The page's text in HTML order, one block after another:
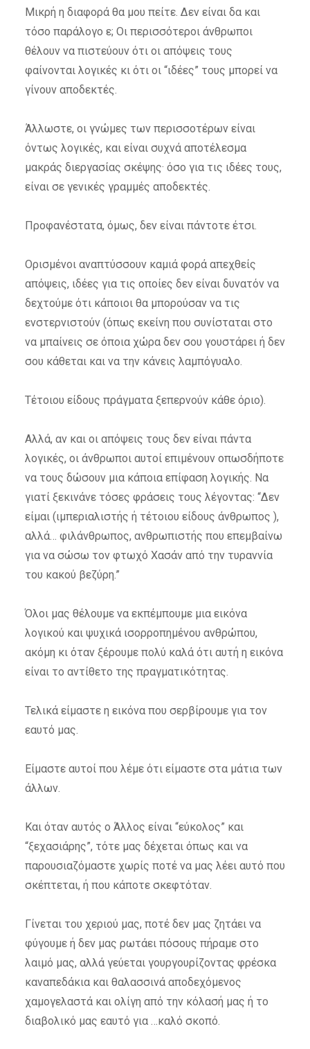
Μικρή η διαφορά θα μου πείτε. Δεν είναι δα και
τόσο παράλογο ε; Οι περισσότεροι άνθρωποι
θέλουν να πιστεύουν ότι οι απόψεις τους
φαίνονται λογικές κι ότι οι “ιδέες” τους μπορεί να
γίνουν αποδεκτές.
Άλλωστε, οι γνώμες των περισσοτέρων είναι
όντως λογικές, και είναι συχνά αποτέλεσμα
μακράς διεργασίας σκέψης· όσο για τις ιδέες τους,
είναι σε γενικές γραμμές αποδεκτές.
Προφανέστατα, όμως, δεν είναι πάντοτε έτσι.
Ορισμένοι αναπτύσσουν καμιά φορά απεχθείς
απόψεις, ιδέες για τις οποίες δεν είναι δυνατόν να
δεχτούμε ότι κάποιοι θα μπορούσαν να τις
ενστερνιστούν (όπως εκείνη που συνίσταται στο
να μπαίνεις σε όποια χώρα δεν σου γουστάρει ή δεν
σου κάθεται και να την κάνεις λαμπόγυαλο.
Τέτοιου είδους πράγματα ξεπερνούν κάθε όριο).
Αλλά, αν και οι απόψεις τους δεν είναι πάντα
λογικές, οι άνθρωποι αυτοί επιμένουν οπωσδήποτε
να τους δώσουν μια κάποια επίφαση λογικής. Να
γιατί ξεκινάνε τόσες φράσεις τους λέγοντας: “Δεν
είμαι (ιμπεριαλιστής ή τέτοιου είδους άνθρωπος ),
αλλά… φιλάνθρωπος, ανθρωπιστής που επεμβαίνω
για να σώσω τον φτωχό Χασάν από την τυραννία
του κακού βεζύρη.”
Όλοι μας θέλουμε να εκπέμπουμε μια εικόνα
λογικού και ψυχικά ισορροπημένου ανθρώπου,
ακόμη κι όταν ξέρουμε πολύ καλά ότι αυτή η εικόνα
είναι το αντίθετο της πραγματικότητας.
Τελικά είμαστε η εικόνα που σερβίρουμε για τον
εαυτό μας.
Είμαστε αυτοί που λέμε ότι είμαστε στα μάτια των
άλλων.
Και όταν αυτός ο Άλλος είναι “εύκολος” και
“ξεχασιάρης”, τότε μας δέχεται όπως και να
παρουσιαζόμαστε χωρίς ποτέ να μας λέει αυτό που
σκέπτεται, ή που κάποτε σκεφτόταν.
Γίνεται του χεριού μας, ποτέ δεν μας ζητάει να
φύγουμε ή δεν μας ρωτάει πόσους πήραμε στο
λαιμό μας, αλλά γεύεται γουργουρίζοντας φρέσκα
καναπεδάκια και θαλασσινά αποδεχόμενος
χαμογελαστά και ολίγη από την κόλασή μας ή το
διαβολικό μας εαυτό για …καλό σκοπό.